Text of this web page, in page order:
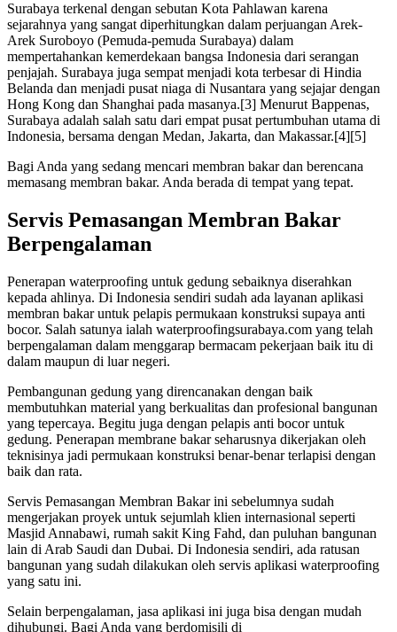
Surabaya terkenal dengan sebutan Kota Pahlawan karena
sejarahnya yang sangat diperhitungkan dalam perjuangan Arek-
Arek Suroboyo (Pemuda-pemuda Surabaya) dalam
mempertahankan kemerdekaan bangsa Indonesia dari serangan
penjajah. Surabaya juga sempat menjadi kota terbesar di Hindia
Belanda dan menjadi pusat niaga di Nusantara yang sejajar dengan
Hong Kong dan Shanghai pada masanya.[3] Menurut Bappenas,
Surabaya adalah salah satu dari empat pusat pertumbuhan utama di
Indonesia, bersama dengan Medan, Jakarta, dan Makassar.[4][5]
Bagi Anda yang sedang mencari membran bakar dan berencana
memasang membran bakar. Anda berada di tempat yang tepat.
Servis Pemasangan Membran Bakar
Berpengalaman
Penerapan waterproofing untuk gedung sebaiknya diserahkan
kepada ahlinya. Di Indonesia sendiri sudah ada layanan aplikasi
membran bakar untuk pelapis permukaan konstruksi supaya anti
bocor. Salah satunya ialah waterproofingsurabaya.com yang telah
berpengalaman dalam menggarap bermacam pekerjaan baik itu di
dalam maupun di luar negeri.
Pembangunan gedung yang direncanakan dengan baik
membutuhkan material yang berkualitas dan profesional bangunan
yang tepercaya. Begitu juga dengan pelapis anti bocor untuk
gedung. Penerapan membrane bakar seharusnya dikerjakan oleh
teknisinya jadi permukaan konstruksi benar-benar terlapisi dengan
baik dan rata.
Servis Pemasangan Membran Bakar ini sebelumnya sudah
mengerjakan proyek untuk sejumlah klien internasional seperti
Masjid Annabawi, rumah sakit King Fahd, dan puluhan bangunan
lain di Arab Saudi dan Dubai. Di Indonesia sendiri, ada ratusan
bangunan yang sudah dilakukan oleh servis aplikasi waterproofing
yang satu ini.
Selain berpengalaman, jasa aplikasi ini juga bisa dengan mudah
dihubungi. Bagi Anda yang berdomisili di